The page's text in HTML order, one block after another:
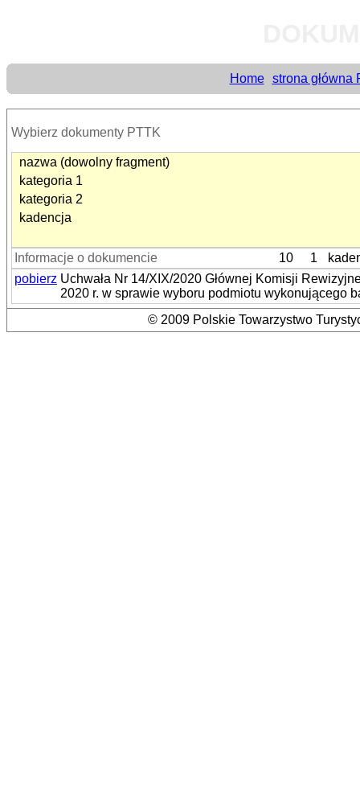
Home strona główna
Wybierz dokumenty PTTK
nazwa (dowolny fragment)
kategoria 1
kategoria 2
kadencja
Informacje o dokumencie 10 1
pobierz Uchwała Nr 14/XIX/2020 Głównej Komisji
2020 r. w sprawie wyboru podmiotu wykonującego
© 2009 Polskie Towarzystwo